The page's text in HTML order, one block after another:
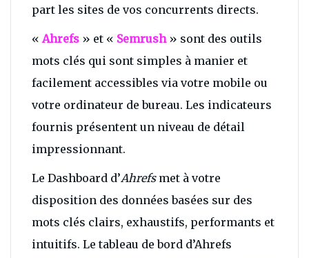
part les sites de vos concurrents directs.
« Ahrefs » et « Semrush» sont des outils
mots clés qui sont simples à manier et
facilement accessibles via votre mobile ou
votre ordinateur de bureau. Les indicateurs
fournis présentent un niveau de détail
impressionnant.
Le Dashboard d’Ahrefsmet à votre
disposition des données basées sur des
mots clés clairs, exhaustifs, performants et
intuitifs. Le tableau de bord d’Ahrefs